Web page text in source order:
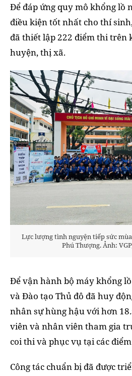
Để đáp ứng quy mô khổng lồ
điều kiện tốt nhất cho thí
đã thiết lập 222 điểm thi trên
huyện, thị xã.
Lực lượng tình nguyện tiếp sức
Phú Thượng. Ảnh:
Để vận hành bộ máy khổng
và Đào tạo Thủ đô đã huy
nhân sự hùng hậu với hơn
viên và nhân viên tham gia
coi thi và phục vụ tại các
Công tác chuẩn bị đã được